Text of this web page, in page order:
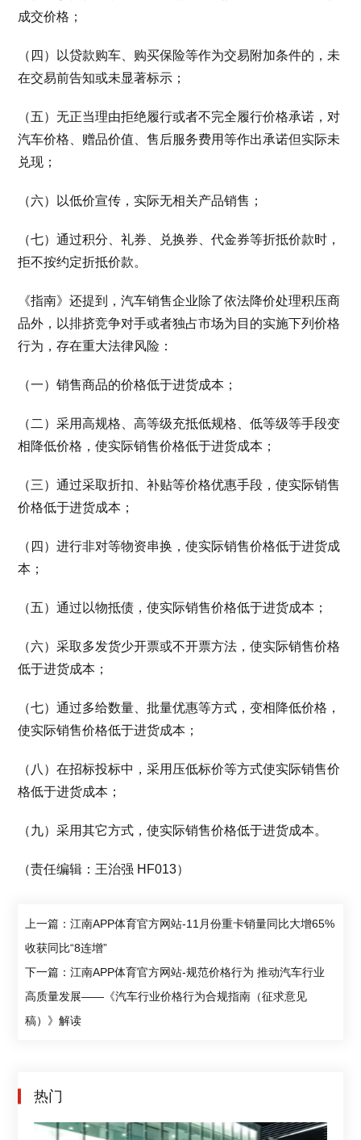
成交价格；
（四）以贷款购车、购买保险等作为交易附加条件的，未
在交易前告知或未显著标示；
（五）无正当理由拒绝履行或者不完全履行价格承诺，对
汽车价格、赠品价值、售后服务费用等作出承诺但实际未
兑现；
（六）以低价宣传，实际无相关产品销售；
（七）通过积分、礼券、兑换券、代金券等折抵价款时，
拒不按约定折抵价款。
《指南》还提到，汽车销售企业除了依法降价处理积压商
品外，以排挤竞争对手或者独占市场为目的实施下列价格
行为，存在重大法律风险：
（一）销售商品的价格低于进货成本；
（二）采用高规格、高等级充抵低规格、低等级等手段变
相降低价格，使实际销售价格低于进货成本；
（三）通过采取折扣、补贴等价格优惠手段，使实际销售
价格低于进货成本；
（四）进行非对等物资串换，使实际销售价格低于进货成
本；
（五）通过以物抵债，使实际销售价格低于进货成本；
（六）采取多发货少开票或不开票方法，使实际销售价格
低于进货成本；
（七）通过多给数量、批量优惠等方式，变相降低价格，
使实际销售价格低于进货成本；
（八）在招标投标中，采用压低标价等方式使实际销售价
格低于进货成本；
（九）采用其它方式，使实际销售价格低于进货成本。
（责任编辑：王治强 HF013）
上一篇：江南APP体育官方网站-11月份重卡销量同比大增65%
收获同比“8连增”
下一篇：江南APP体育官方网站-规范价格行为 推动汽车行业
高质量发展——《汽车行业价格行为合规指南（征求意见
稿）》解读
热门